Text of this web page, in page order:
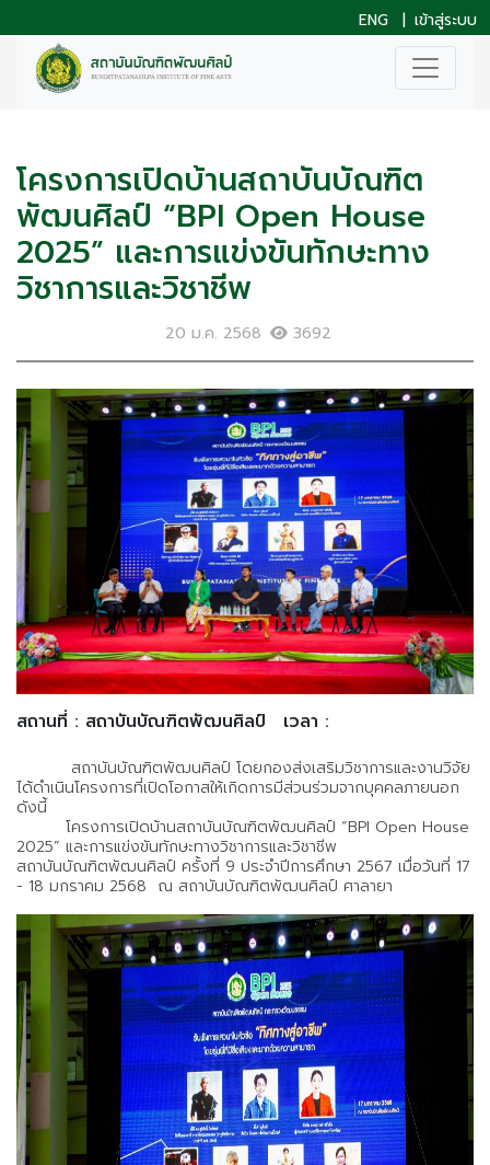
ENG | เข้าสู่ระบบ
โครงการเปิดบ้านสถาบันบัณฑิต
พัฒนศิลป์ “BPI Open House
2025” และการแข่งขันทักษะทาง
วิชาการและวิชาชีพ
20 ม.ค. 2568 3692
สถานที่ : สถาบันบัณฑิตพัฒนศิลป์ เวลา :
สถาบันบัณฑิตพัฒนศิลป์ โดยกองส่งเสริมวิชาการและงานวิจัย
ได้ดำเนินโครงการที่เปิดโอกาสให้เกิดการมีส่วนร่วมจากบุคคลภายนอก
ดังนี้
โครงการเปิดบ้านสถาบันบัณฑิตพัฒนศิลป์ “BPI Open House
2025” และการแข่งขันทักษะทางวิชาการและวิชาชีพ
สถาบันบัณฑิตพัฒนศิลป์ ครั้งที่ 9 ประจำปีการศึกษา 2567 เมื่อวันที่ 17
- 18 มกราคม 2568 ณ สถาบันบัณฑิตพัฒนศิลป์ ศาลายา